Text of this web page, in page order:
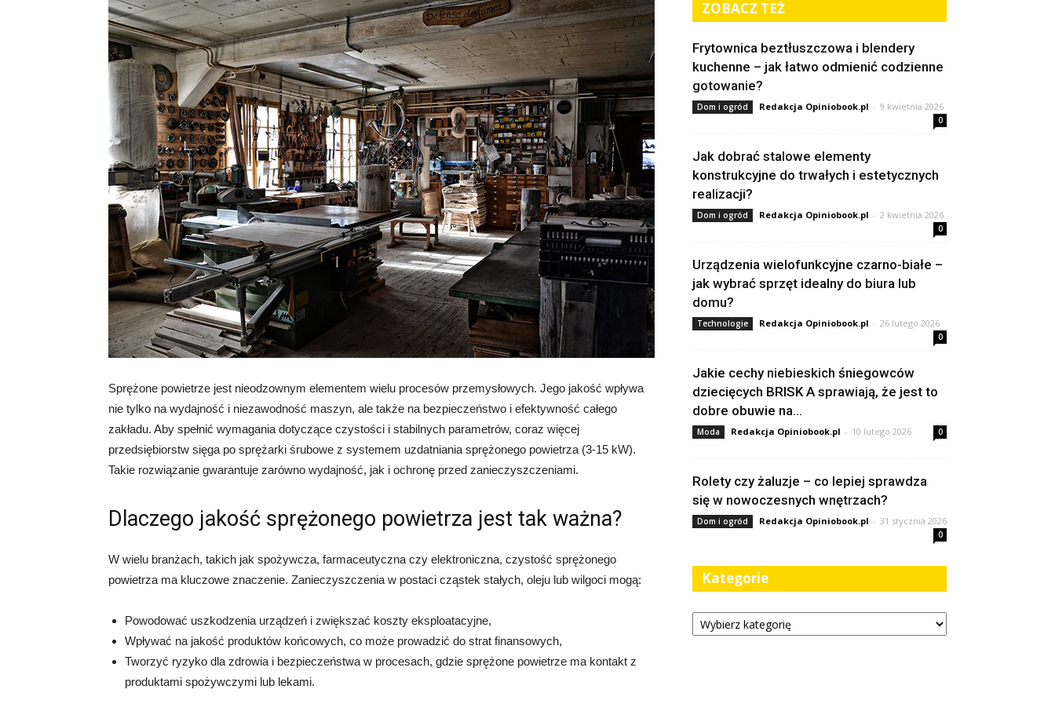
Sprężone powietrze jest nieodzownym elementem wielu procesów przemysłowych. Jego jakość wpływa
nie tylko na wydajność i niezawodność maszyn, ale także na bezpieczeństwo i efektywność całego
zakładu. Aby spełnić wymagania dotyczące czystości i stabilnych parametrów, coraz więcej
przedsiębiorstw sięga po sprężarki śrubowe z systemem uzdatniania sprężonego powietrza (3-15 kW).
Takie rozwiązanie gwarantuje zarówno wydajność, jak i ochronę przed zanieczyszczeniami.
Dlaczego jakość sprężonego powietrza jest tak ważna?
W wielu branżach, takich jak spożywcza, farmaceutyczna czy elektroniczna, czystość sprężonego
powietrza ma kluczowe znaczenie. Zanieczyszczenia w postaci cząstek stałych, oleju lub wilgoci mogą:
Powodować uszkodzenia urządzeń i zwiększać koszty eksploatacyjne,
Wpływać na jakość produktów końcowych, co może prowadzić do strat finansowych,
Tworzyć ryzyko dla zdrowia i bezpieczeństwa w procesach, gdzie sprężone powietrze ma kontakt z
produktami spożywczymi lub lekami.
ZOBACZ TEŻ
Frytownica beztłuszczowa i blendery
kuchenne – jak łatwo odmienić codzienne
gotowanie?
Dom i ogród Redakcja Opiniobook.pl - 9 kwietnia 2026
0
Jak dobrać stalowe elementy
konstrukcyjne do trwałych i estetycznych
realizacji?
Dom i ogród Redakcja Opiniobook.pl - 2 kwietnia 2026
0
Urządzenia wielofunkcyjne czarno-białe –
jak wybrać sprzęt idealny do biura lub
domu?
Technologie Redakcja Opiniobook.pl - 26 lutego 2026
0
Jakie cechy niebieskich śniegowców
dziecięcych BRISK A sprawiają, że jest to
dobre obuwie na...
Moda Redakcja Opiniobook.pl - 10 lutego 2026 0
Rolety czy żaluzje – co lepiej sprawdza
się w nowoczesnych wnętrzach?
Dom i ogród Redakcja Opiniobook.pl - 31 stycznia 2026
0
Kategorie
Kategorie